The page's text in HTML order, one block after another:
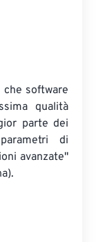
software
qualità
parte dei
di
avanzate"